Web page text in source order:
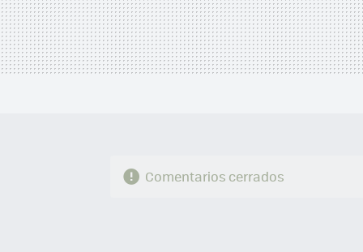
Comentarios cerrados